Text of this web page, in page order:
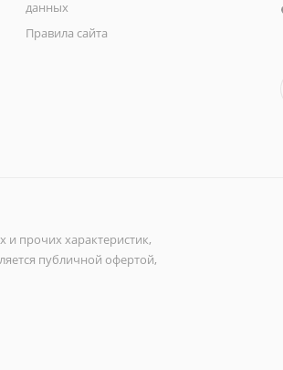
данных
Правила сайта
прочих характеристик,
публичной офертой,